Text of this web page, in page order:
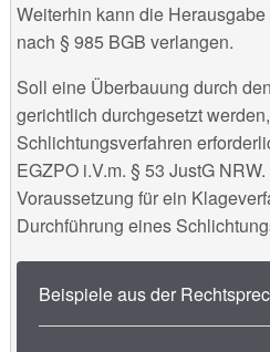
Weiterhin kann die
nach § 985 BGB verlangen.
Soll eine Überbauung durch
gerichtlich durchgesetzt
Schlichtungsverfahren
EGZPO i.V.m. § 53 JustG
Voraussetzung für ein
Durchführung eines
Beispiele aus der